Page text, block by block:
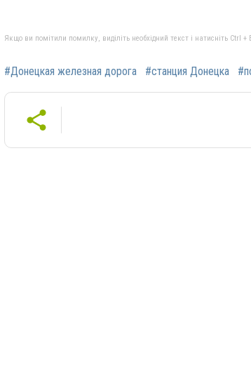
Якщо ви помітили помилку, виділіть необхідний текст і натисніть Ctrl
#Донецкая железная дорога #станция Донецка